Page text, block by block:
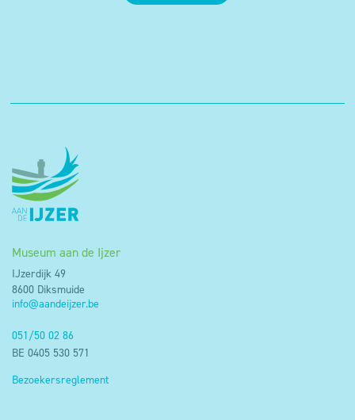
Museum aan de Ijzer
IJzerdijk 49
8600 Diksmuide
info@aandeijzer.be
051/50 02 86
BE 0405 530 571
Bezoekersreglement